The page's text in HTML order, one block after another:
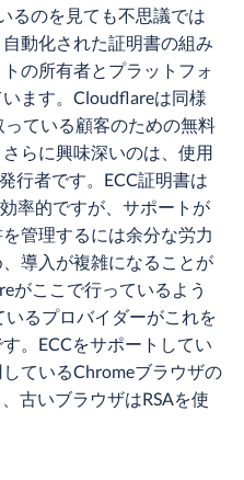
るのを見ても不思議では
動化された証明書の組み
の所有者とプラットフォ
ます。Cloudflareは同様
ている顧客のための無料
らに興味深いのは、使用
行者です。ECC証明書は
率的ですが、サポートが
管理するには余分な労力
導入が複雑になることが
がここで行っているよう
るプロバイダーがこれを
。ECCをサポートしてい
ているChromeブラウザの
古いブラウザはRSAを使